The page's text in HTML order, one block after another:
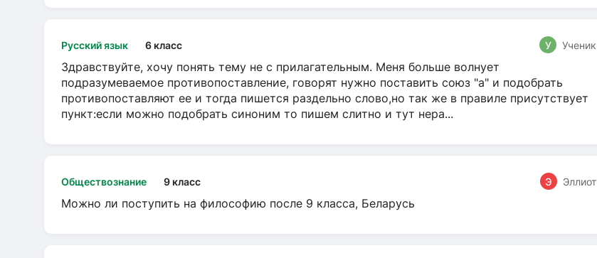
Русский язык 6 класс У Ученик
Здравствуйте, хочу понять тему не с прилагательным. Меня больше волнует
подразумеваемое противопоставление, говорят нужно поставить союз "а" и подобрать
противопоставляют ее и тогда пишется раздельно слово,но так же в правиле присутствует
пункт:если можно подобрать синоним то пишем слитно и тут нера...
Обществознание 9 класс Э Эллиот
Можно ли поступить на философию после 9 класса, Беларусь